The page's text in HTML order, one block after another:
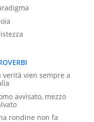
verità vien sempre a
avvisato, mezzo
rondine non fa